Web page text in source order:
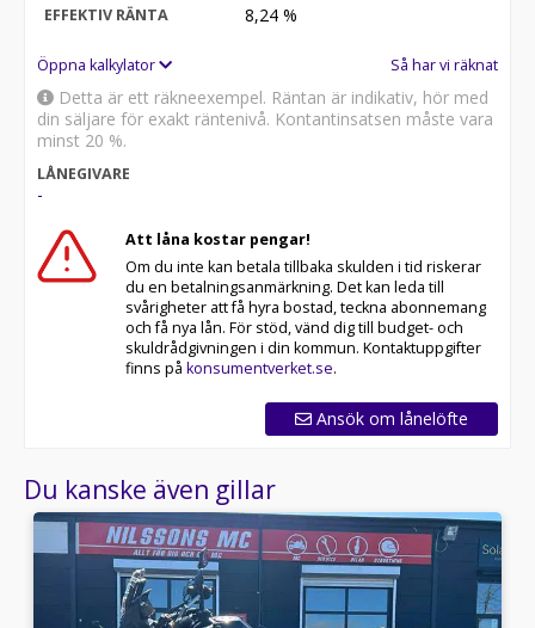
EFFEKTIV RÄNTA 8,24 %
Öppna kalkylator Så har vi räknat
Detta är ett räkneexempel. Räntan är indikativ, hör med
din säljare för exakt räntenivå. Kontantinsatsen måste vara
minst 20 %.
LÅNEGIVARE
-
Att låna kostar pengar!
Om du inte kan betala tillbaka skulden i tid riskerar
du en betalningsanmärkning. Det kan leda till
svårigheter att få hyra bostad, teckna abonnemang
och få nya lån. För stöd, vänd dig till budget- och
skuldrådgivningen i din kommun. Kontaktuppgifter
finns på konsumentverket.se.
Ansök om lånelöfte
Du kanske även gillar